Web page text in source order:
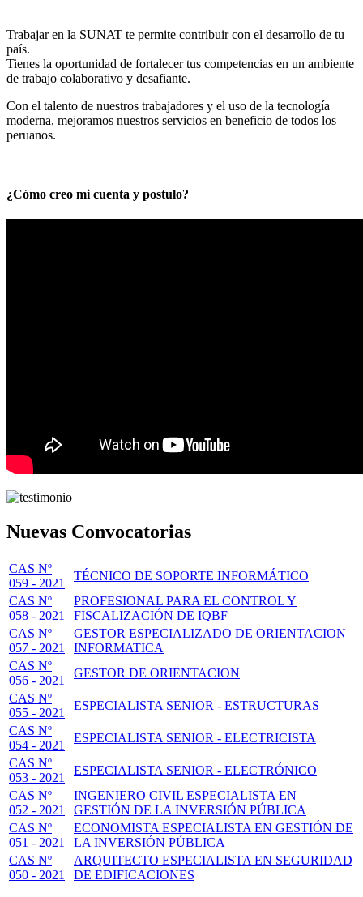
Trabajar en la SUNAT te permite contribuir con el desarrollo de tu
país.
Tienes la oportunidad de fortalecer tus competencias en un ambiente
de trabajo colaborativo y desafiante.
Con el talento de nuestros trabajadores y el uso de la tecnología
moderna, mejoramos nuestros servicios en beneficio de todos los
peruanos.
¿Cómo creo mi cuenta y postulo?
Nuevas Convocatorias
CAS Nº
059 - 2021
TÉCNICO DE SOPORTE INFORMÁTICO
CAS Nº
058 - 2021
PROFESIONAL PARA EL CONTROL Y
FISCALIZACIÓN DE IQBF
CAS Nº
057 - 2021
GESTOR ESPECIALIZADO DE ORIENTACION
INFORMATICA
CAS Nº
056 - 2021
GESTOR DE ORIENTACION
CAS Nº
055 - 2021
ESPECIALISTA SENIOR - ESTRUCTURAS
CAS Nº
054 - 2021
ESPECIALISTA SENIOR - ELECTRICISTA
CAS Nº
053 - 2021
ESPECIALISTA SENIOR - ELECTRÓNICO
CAS Nº
052 - 2021
INGENIERO CIVIL ESPECIALISTA EN
GESTIÓN DE LA INVERSIÓN PÚBLICA
CAS Nº
051 - 2021
ECONOMISTA ESPECIALISTA EN GESTIÓN DE
LA INVERSIÓN PÚBLICA
CAS Nº
050 - 2021
ARQUITECTO ESPECIALISTA EN SEGURIDAD
DE EDIFICACIONES